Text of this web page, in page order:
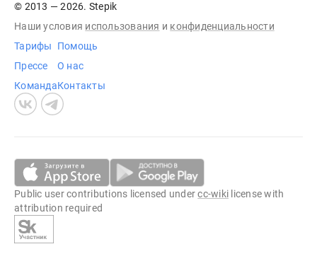
© 2013 — 2026. Stepik
Наши условия использования и конфиденциальности
Тарифы
Прессе
Команда
Помощь
О нас
Контакты
Public user contributions licensed undercc-wiki license with
attribution required